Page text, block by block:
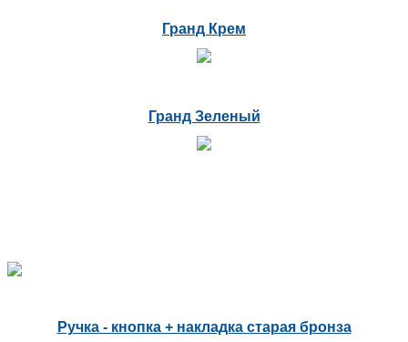
Гранд Крем
Гранд Зеленый
Ручка - кнопка + накладка старая бронза